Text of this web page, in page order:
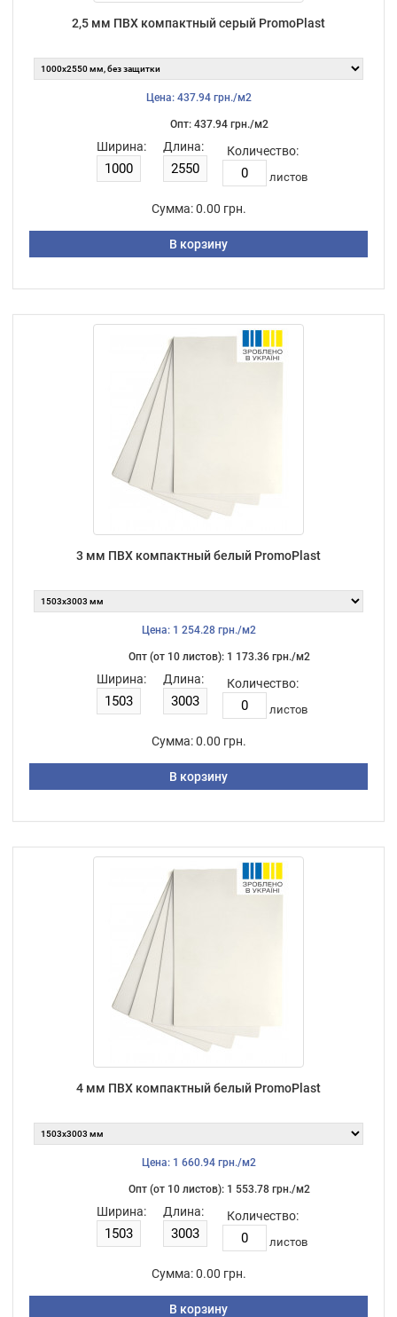
2,5 мм ПВХ компактный серый PromoPlast
Цена: 437.94 грн./м2
Опт: 437.94 грн./м2
Ширина: Длина: Количество:
листов
Сумма: 0.00 грн.
В корзину
3 мм ПВХ компактный белый PromoPlast
Цена: 1 254.28 грн./м2
Опт (от 10 листов): 1 173.36 грн./м2
Ширина: Длина: Количество:
листов
Сумма: 0.00 грн.
В корзину
4 мм ПВХ компактный белый PromoPlast
Цена: 1 660.94 грн./м2
Опт (от 10 листов): 1 553.78 грн./м2
Ширина: Длина: Количество:
листов
Сумма: 0.00 грн.
В корзину